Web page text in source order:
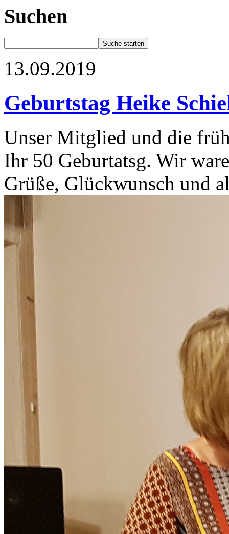
Suchen
13.09.2019
Geburtstag Heike
Unser Mitglied und die
Ihr 50 Geburtatsg. Wir
Grüße, Glückwunsch und